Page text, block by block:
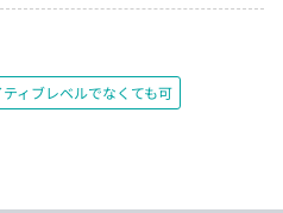
ィブレベルでなくても可